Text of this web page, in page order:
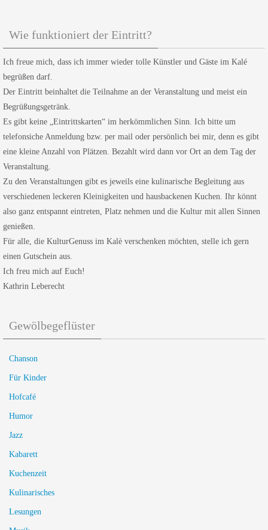
Wie funktioniert der Eintritt?
Ich freue mich, dass ich immer wieder tolle Künstler und Gäste im Kalé
begrüßen darf.
Der Eintritt beinhaltet die Teilnahme an der Veranstaltung und meist ein
Begrüßungsgetränk.
Es gibt keine „Eintrittskarten“ im herkömmlichen Sinn. Ich bitte um
telefonsiche Anmeldung bzw. per mail oder persönlich bei mir, denn es gibt
eine kleine Anzahl von Plätzen. Bezahlt wird dann vor Ort an dem Tag der
Veranstaltung.
Zu den Veranstaltungen gibt es jeweils eine kulinarische Begleitung aus
verschiedenen leckeren Kleinigkeiten und hausbackenen Kuchen. Ihr könnt
also ganz entspannt eintreten, Platz nehmen und die Kultur mit allen Sinnen
genießen.
Für alle, die KulturGenuss im Kalè verschenken möchten, stelle ich gern
einen Gutschein aus.
Ich freu mich auf Euch!
Kathrin Leberecht
Gewölbegeflüster
Chanson
Für Kinder
Hofcafé
Humor
Jazz
Kabarett
Kuchenzeit
Kulinarisches
Lesungen